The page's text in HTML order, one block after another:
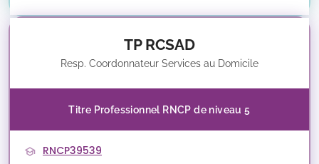
TP RCSAD
Resp. Coordonnateur Services au Domicile
Titre Professionnel RNCP de niveau 5
RNCP39539